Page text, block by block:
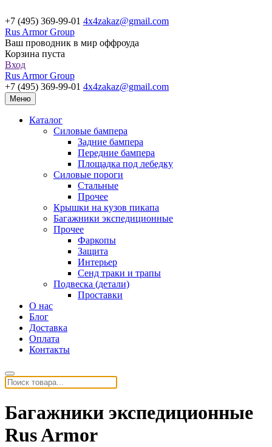
+7 (495) 369-99-01 4x4zakaz@gmail.com
Rus Armor Group
Ваш проводник в мир оффроуда
Корзина пуста
Вход
Rus Armor Group
+7 (495) 369-99-01 4x4zakaz@gmail.com
Меню
Каталог
Силовые бампера
Задние бампера
Передние бампера
Площадка под лебедку
Силовые пороги
Стальные
Прочее
Крышки на кузов пикапа
Багажники экспедиционные
Прочее
Фаркопы
Защита
Интерьер
Сенд траки и трапы
Подвеска (детали)
Проставки
О нас
Блог
Доставка
Оплата
Контакты
Багажники экспедиционные
Rus Armor